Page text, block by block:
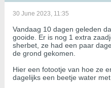
30 June 2023, 11:35
Vandaag 10 dagen geleden
gooide. Er is nog 1 extra
sherbet, ze had een paar
de grond gekomen.
Hier een fotootje van hoe ze
dagelijks een beetje water